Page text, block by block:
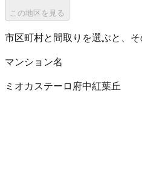
この地区を見る
市区町村と間取りを選ぶと、
マンション名
ミオカステーロ府中紅葉丘